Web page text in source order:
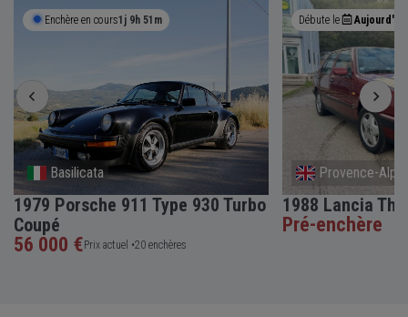
Enchère en cours1j 9h 51m
Basilicata
1979 Porsche 911 Type 930 Turbo
Coupé
56 000 €Prix actuel •20 enchères
Débute le Aujourd'hui
Provence-
1988 Lancia
Pré-enchère